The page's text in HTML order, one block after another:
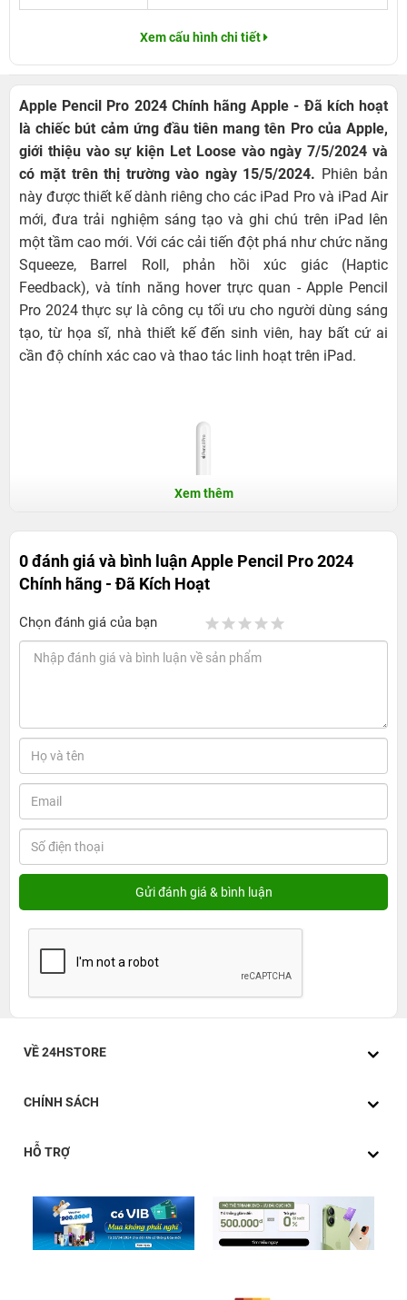
Xem cấu hình chi tiết
Apple Pencil Pro 2024 Chính hãng Apple - Đã kích hoạt
là chiếc bút cảm ứng đầu tiên mang tên Pro của Apple,
giới thiệu vào sự kiện Let Loose vào ngày 7/5/2024 và
có mặt trên thị trường vào ngày 15/5/2024. Phiên bản
này được thiết kế dành riêng cho các iPad Pro và iPad Air
mới, đưa trải nghiệm sáng tạo và ghi chú trên iPad lên
một tầm cao mới. Với các cải tiến đột phá như chức năng
Squeeze, Barrel Roll, phản hồi xúc giác (Haptic
Feedback), và tính năng hover trực quan - Apple Pencil
Pro 2024 thực sự là công cụ tối ưu cho người dùng sáng
tạo, từ họa sĩ, nhà thiết kế đến sinh viên, hay bất cứ ai
cần độ chính xác cao và thao tác linh hoạt trên iPad.
Apple Pencil Pro 2024 Chính hãng Apple - Đã
kích hoạt - Lựa chọn hoàn hảo, trải nghiệm
sáng tạo
1. Giá bán Apple Pencil Pro 2024 Chính hãng
Apple - Đã kích hoạt
Theo thông tin chính thức từ Apple, mẫu ​Apple Pencil Pro
nhiều tính năng tiên tiến và trải nghiệm tối ưu dành riêng
Xem thêm
0 đánh giá và bình luậnApple Pencil Pro 2024
Chính hãng - Đã Kích Hoạt
Chọn đánh giá của bạn
VỀ 24HSTORE
CHÍNH SÁCH
HỖ TRỢ